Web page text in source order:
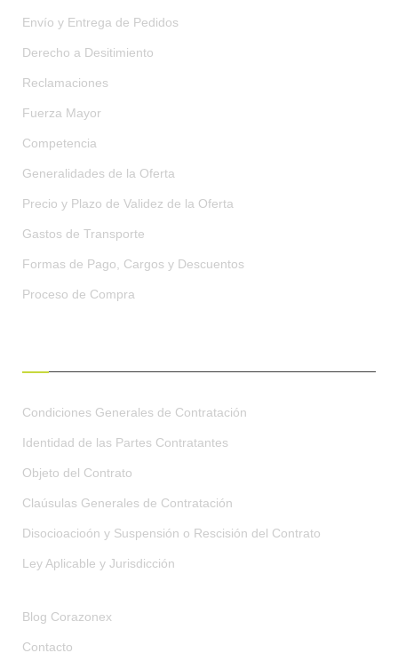
Envío y Entrega de Pedidos
Derecho a Desitimiento
Reclamaciones
Fuerza Mayor
Competencia
Generalidades de la Oferta
Precio y Plazo de Validez de la Oferta
Gastos de Transporte
Formas de Pago, Cargos y Descuentos
Proceso de Compra
Condiciones Generales de Contratación
Identidad de las Partes Contratantes
Objeto del Contrato
Claúsulas Generales de Contratación
Disocioacioón y Suspensión o Rescisión del Contrato
Ley Aplicable y Jurisdicción
Blog Corazonex
Contacto